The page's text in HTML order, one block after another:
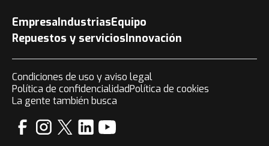
EmpresaIndustriasEquipo
Repuestos y serviciosInnovación
Condiciones de uso y aviso legal
Política de confidencialidadPolítica de cookies
La gente también busca